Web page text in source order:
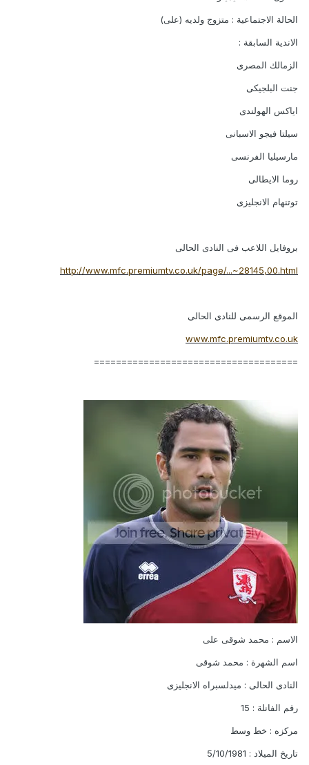
الحالة الاجتماعية : متزوج ولديه (على)
الاندية السابقة :
الزمالك المصرى
جنت البلجيكى
اياكس الهولندى
سيلتا فيجو الاسبانى
مارسيليا الفرنسى
روما الايطالى
توتنهام الانجليزى
بروفايل اللاعب فى النادى الحالى
http://www.mfc.premiumtv.co.uk/page/...~28145,00.html
الموقع الرسمى للنادى الحالى
www.mfc.premiumtv.co.uk
=====================================
الاسم : محمد شوقى على
اسم الشهرة : محمد شوقى
النادى الحالى : ميدلسبراه الانجليزى
رقم الفانلة : 15
مركزه : خط وسط
تاريخ الميلاد : 5/10/1981